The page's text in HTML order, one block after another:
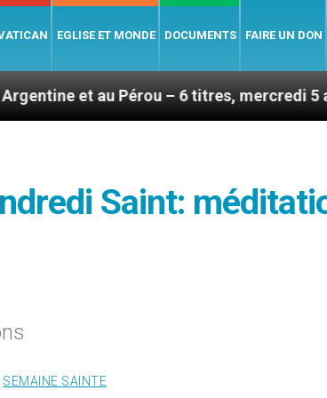
EGLISE ET MONDE DOCUMENTS FAIRE UN DON
Pérou – 6 titres, mercredi 5 août 2026
Saint:
SEMAINE SAINTE